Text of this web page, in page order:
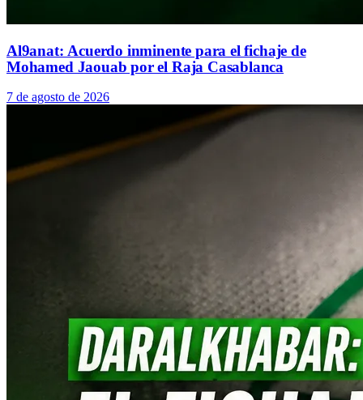
Al9anat: Acuerdo inminente para el fichaje de
Mohamed Jaouab por el Raja Casablanca
7 de agosto de 2026